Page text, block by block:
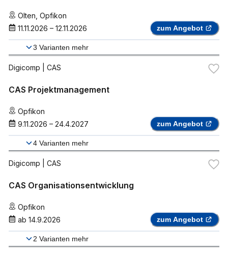
Olten Opfikon
11.11.2026 – 12.11.2026 zum Angebot
3 Varianten mehr
Digicomp | CAS
CAS Projektmanagement
Opfikon
9.11.2026 – 24.4.2027 zum Angebot
4 Varianten mehr
Digicomp | CAS
CAS Organisationsentwicklung
Opfikon
ab 14.9.2026 zum Angebot
2 Varianten mehr